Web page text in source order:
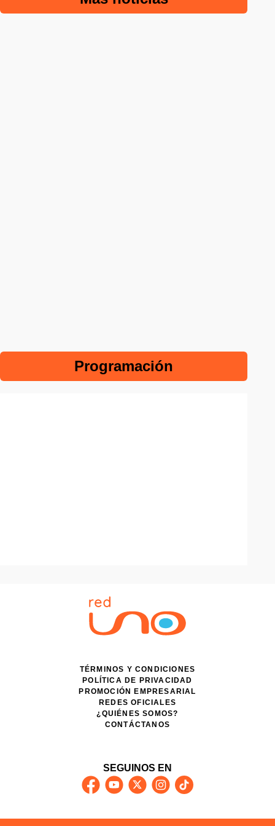
Programación
TÉRMINOS Y CONDICIONES
POLÍTICA DE PRIVACIDAD
PROMOCIÓN EMPRESARIAL
REDES OFICIALES
¿QUIÉNES SOMOS?
CONTÁCTANOS
SEGUINOS EN